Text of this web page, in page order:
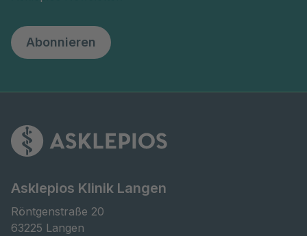
Abonnieren
Asklepios Klinik Langen
Röntgenstraße 20
63225 Langen